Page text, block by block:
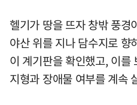
헬기가 땅을 뜨자 창밖 풍경
야산 위를 지나 담수지로 향
이 계기판을 확인했고, 이를
지형과 장애물 여부를 계속